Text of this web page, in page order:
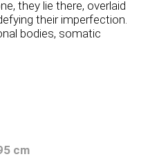
they lie there, overlaid
their imperfection.
bodies, somatic
cm